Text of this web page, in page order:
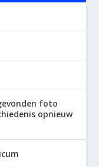
foto
opnieuw